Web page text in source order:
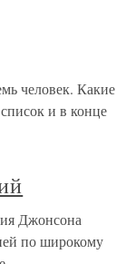
человек. Какие
и в конце
Джонсона
по широкому